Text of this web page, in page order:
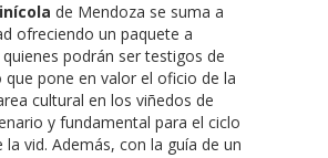
de Mendoza se suma a
ofreciendo un paquete a
podrán ser testigos de
que pone en valor el oficio de la
cultural en los viñedos de
y fundamental para el ciclo
la vid. Además, con la guía de un